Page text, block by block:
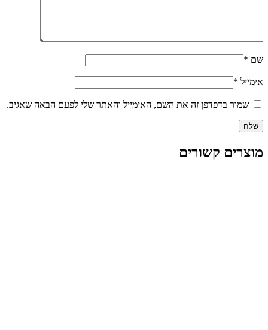
שם *
אימייל *
שמור בדפדפן זה את השם, האימייל והאתר שלי לפעם הבאה שאגיב.
מוצרים קשורים